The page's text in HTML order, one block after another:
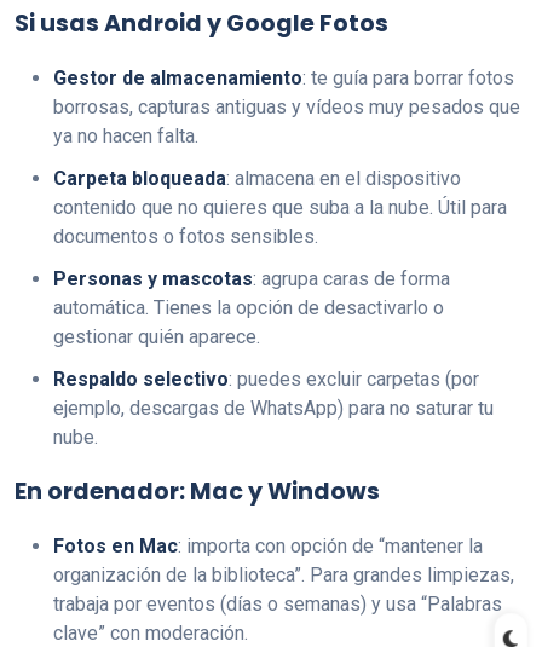
Si usas Android y Google Fotos
Gestor de almacenamiento: te guía para borrar fotos
borrosas, capturas antiguas y vídeos muy pesados que
ya no hacen falta.
Carpeta bloqueada: almacena en el dispositivo
contenido que no quieres que suba a la nube. Útil para
documentos o fotos sensibles.
Personas y mascotas: agrupa caras de forma
automática. Tienes la opción de desactivarlo o
gestionar quién aparece.
Respaldo selectivo: puedes excluir carpetas (por
ejemplo, descargas de WhatsApp) para no saturar tu
nube.
En ordenador: Mac y Windows
Fotos en Mac: importa con opción de “mantener la
organización de la biblioteca”. Para grandes limpiezas,
trabaja por eventos (días o semanas) y usa “Palabras
clave” con moderación.